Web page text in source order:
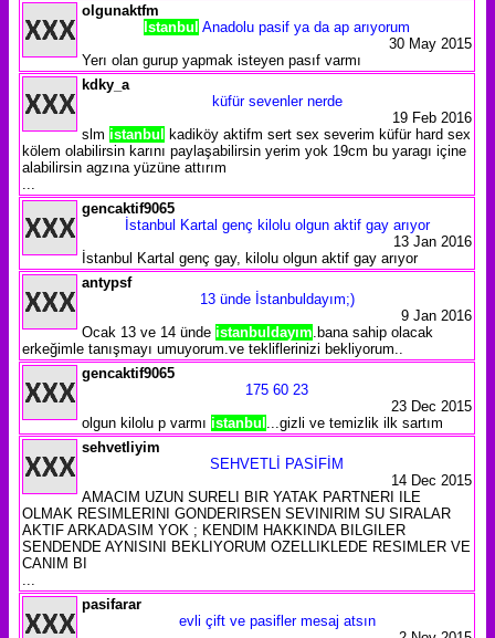
olgunaktfm
Istanbul Anadolu pasif ya da ap arıyorum
30 May 2015
Yerı olan gurup yapmak isteyen pasıf varmı
kdky_a
küfür sevenler nerde
19 Feb 2016
slm istanbul kadiköy aktifm sert sex severim küfür hard sex
kölem olabilirsin karını paylaşabilirsin yerim yok 19cm bu yaragı içine
alabilirsin agzına yüzüne attırım
gencaktif9065
İstanbul Kartal genç kilolu olgun aktif gay arıyor
13 Jan 2016
İstanbul Kartal genç gay, kilolu olgun aktif gay arıyor
antypsf
13 ünde İstanbuldayım;)
9 Jan 2016
Ocak 13 ve 14 ünde istanbuldayım .bana sahip olacak
erkeğimle tanışmayı umuyorum.ve tekliflerinizi bekliyorum..
gencaktif9065
175 60 23
23 Dec 2015
olgun kilolu p varmı istanbul ...gizli ve temizlik ilk sartım
sehvetliyim
SEHVETLİ PASİFİM
14 Dec 2015
AMACIM UZUN SURELI BIR YATAK PARTNERI ILE
OLMAK RESIMLERINI GONDERIRSEN SEVINIRIM SU SIRALAR
AKTIF ARKADASIM YOK ; KENDIM HAKKINDA BILGILER
SENDENDE AYNISINI BEKLIYORUM OZELLIKLEDE RESIMLER VE
CANIM BI
pasifarar
evli çift ve pasifler mesaj atsın